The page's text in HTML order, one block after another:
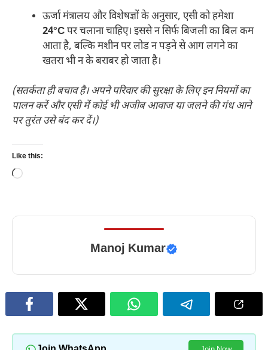
ऊर्जा मंत्रालय और विशेषज्ञों के अनुसार, एसी को हमेशा
24°Cपर चलाना चाहिए। इससे न सिर्फ बिजली का बिल कम
आता है, बल्कि मशीन पर लोड न पड़ने से आग लगने का
खतरा भी न के बराबर हो जाता है।
(सतर्कता ही बचाव है। अपने परिवार की सुरक्षा के लिए इन नियमों का
पालन करें और एसी में कोई भी अजीब आवाज या जलने की गंध आने
पर तुरंत उसे बंद कर दें।)
Like this:
Loading…
Manoj Kumar